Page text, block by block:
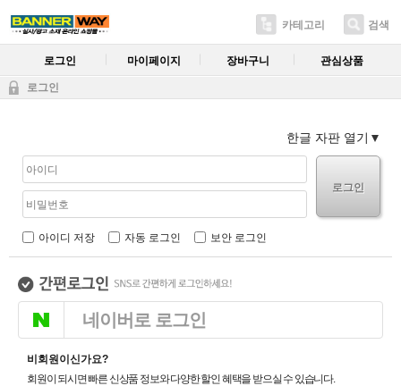
카테고리 검색
로그인 마이페이지 장바구니 관심상품
로그인
한글 자판 열기
로그인
아이디 저장 자동 로그인 보안 로그인
네이버로 로그인
비회원이신가요?
회원이 되시면 빠른 신상품 정보와 다양한 할인 혜택을 받으실 수 있습니다.